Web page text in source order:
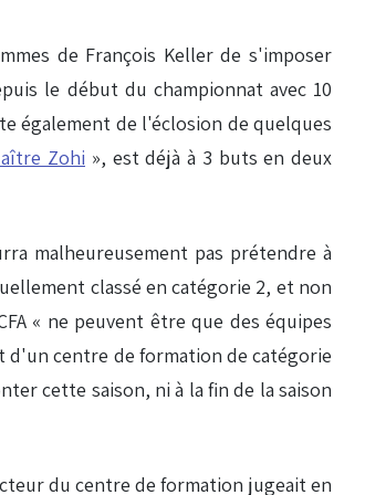
de François Keller de s'imposer
le début du championnat avec 10
également de l'éclosion de quelques
Zohi », est déjà à 3 buts en deux
malheureusement pas prétendre à
classé en catégorie 2, et non
« ne peuvent être que des équipes
d'un centre de formation de catégorie
cette saison, ni à la fin de la saison
du centre de formation jugeait en